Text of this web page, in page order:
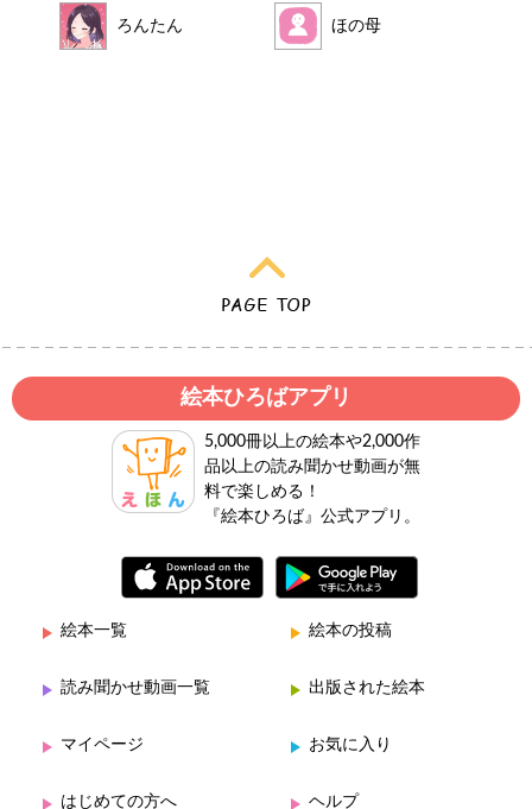
ろんたん ほの母
絵本ひろばアプリ
5,000冊以上の絵本や2,000作
品以上の読み聞かせ動画が無
料で楽しめる！
『絵本ひろば』公式アプリ。
絵本一覧 絵本の投稿
読み聞かせ動画一覧 出版された絵本
マイページ お気に入り
はじめての方へ ヘルプ